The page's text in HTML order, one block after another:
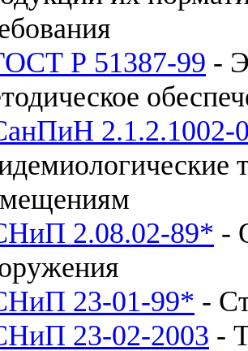
Р 51387-99 -
2.1.2.1002-
2.08.02-89* -
23-01-99* -
23-02-2003 -